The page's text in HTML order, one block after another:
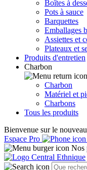
Boîtes à
Pots à sauce
Barquettes
Emballages
Assiettes et
Plateaux et
Produits d'entretien
Charbon
Charbon
Matériel et
Charbons
Tous les produits
Bienvenue sur le
Espace Pro
Nos